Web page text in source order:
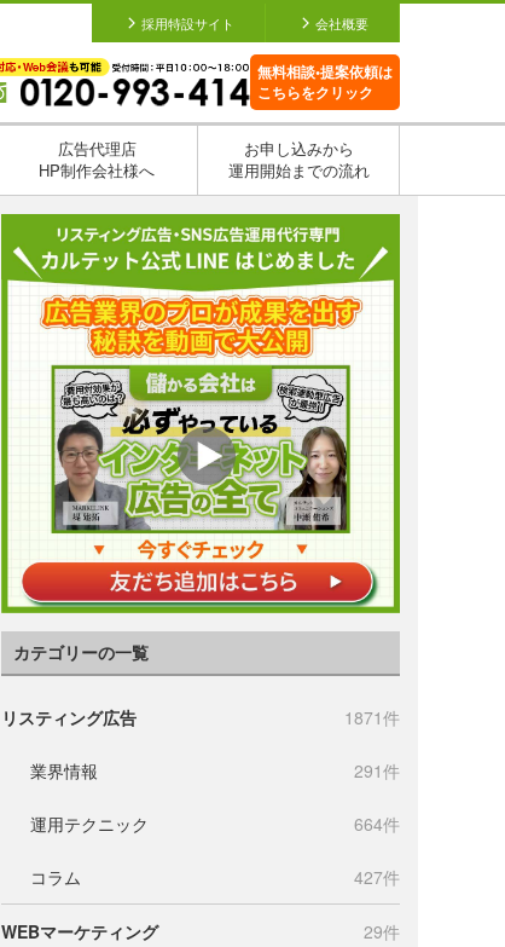
採用特設サイト 会社概要
無料相談•提案依頼は
こちらをクリック
広告代理店
HP制作会社様へ
お申し込みから
運用開始までの流れ
カテゴリーの一覧
リスティング広告 1871件
業界情報 291件
運用テクニック 664件
コラム 427件
WEBマーケティング 29件